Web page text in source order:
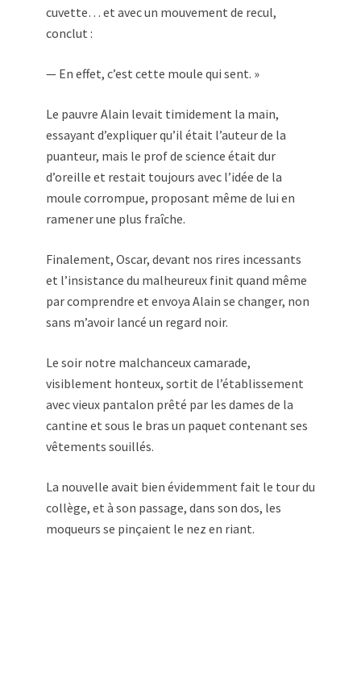
cuvette… et avec un mouvement de recul,
conclut :
— En effet, c’est cette moule qui sent. »
Le pauvre Alain levait timidement la main,
essayant d’expliquer qu’il était l’auteur de la
puanteur, mais le prof de science était dur
d’oreille et restait toujours avec l’idée de la
moule corrompue, proposant même de lui en
ramener une plus fraîche.
Finalement, Oscar, devant nos rires incessants
et l’insistance du malheureux finit quand même
par comprendre et envoya Alain se changer, non
sans m’avoir lancé un regard noir.
Le soir notre malchanceux camarade,
visiblement honteux, sortit de l’établissement
avec vieux pantalon prêté par les dames de la
cantine et sous le bras un paquet contenant ses
vêtements souillés.
La nouvelle avait bien évidemment fait le tour du
collège, et à son passage, dans son dos, les
moqueurs se pinçaient le nez en riant.